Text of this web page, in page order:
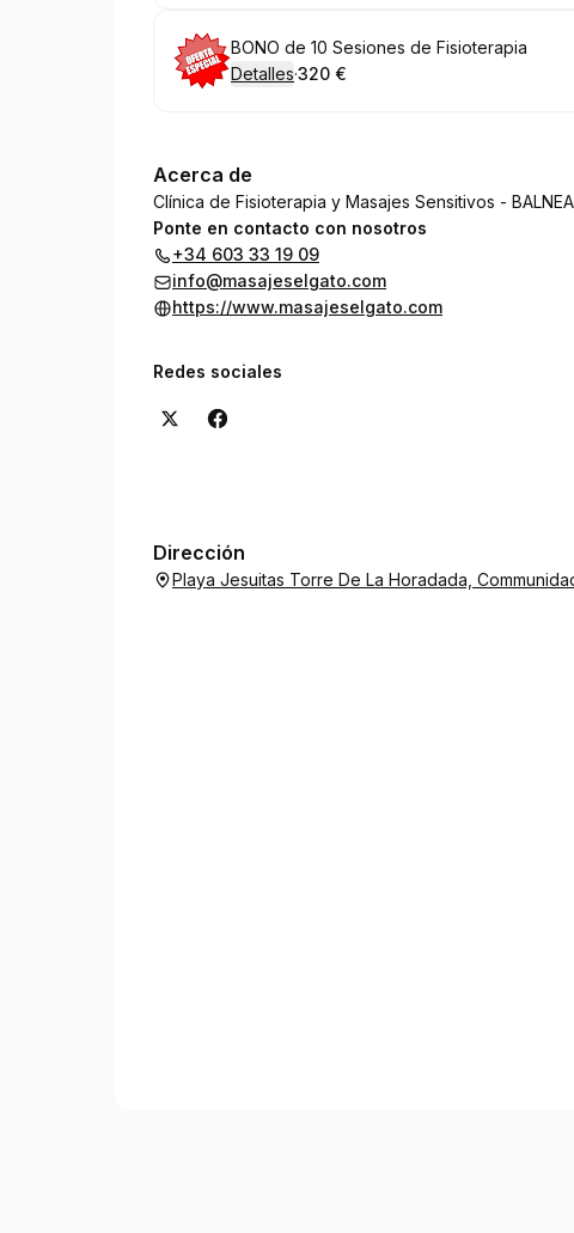
Reservar
BONO de 10 Sesiones de Fisioterapia
Detalles·
.Precio
320 €
Acerca de
Clínica de Fisioterapia y Masajes Sensitivos -
Ponte en contacto con nosotros
+34 603 33 19 09
info@masajeselgato.com
https://www.masajeselgato.com
Redes sociales
Dirección
Playa Jesuitas Torre De La Horadada,